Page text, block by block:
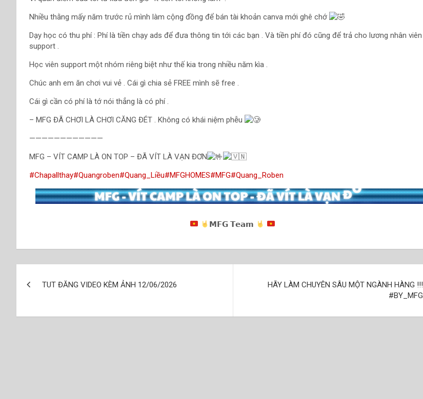
Nhiều thằng mấy năm trước rủ mình làm cộng đồng để bán tài khoản canva mới ghê chớ
Dạy học có thu phí : Phí là tiền chạy ads để đưa thông tin tới các bạn . Và tiền phí đó cũng để trả cho lương nhân viên
support .
Học viên support một nhóm riêng biệt như thế kia trong nhiều năm kìa .
Chúc anh em ăn chơi vui vẻ . Cái gì chia sẻ FREE mình sẽ free .
Cái gì cần có phí là tớ nói thẳng là có phí .
– MFG ĐÃ CHƠI LÀ CHƠI CĂNG ĐÉT . Không có khái niệm phễu
————————————
MFG – VÍT CAMP LÀ ON TOP – ĐÃ VÍT LÀ VẠN ĐƠN
#Chapallthay#Quangroben#Quang_Liều#MFGHOMES#MFG#Quang_Roben
𝗠𝗙𝗚 𝗧𝗲𝗮𝗺
bài
TUT ĐĂNG VIDEO KÈM ẢNH 12/06/2026
HÃY LÀM CHUYÊN SÂU MỘT NGÀNH HÀNG !!!
#BY_MFG